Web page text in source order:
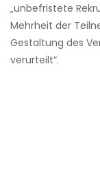
„unbefristete
Mehrheit der
Gestaltung des
verurteilt“.